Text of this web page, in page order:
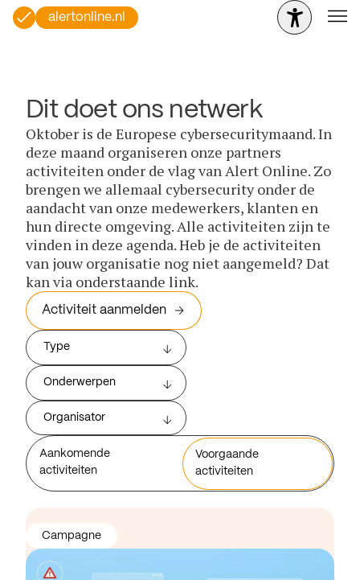
alertonline.nl
Dit doet ons netwerk
Oktober is de Europese cybersecuritymaand. In
deze maand organiseren onze partners
activiteiten onder de vlag van Alert Online. Zo
brengen we allemaal cybersecurity onder de
aandacht van onze medewerkers, klanten en
hun directe omgeving. Alle activiteiten zijn te
vinden in deze agenda. Heb je de activiteiten
van jouw organisatie nog niet aangemeld? Dat
kan via onderstaande link.
Activiteit aanmelden
Type
Onderwerpen
Organisator
Aankomende
activiteiten
Voorgaande
activiteiten
Campagne